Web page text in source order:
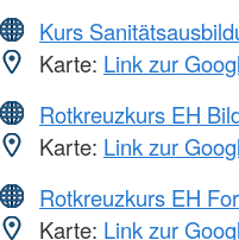
Kurs
Karte: Link zur
Rotkreuzkurs EH
Karte: Link zur
Rotkreuzkurs EH
Karte: Link zur